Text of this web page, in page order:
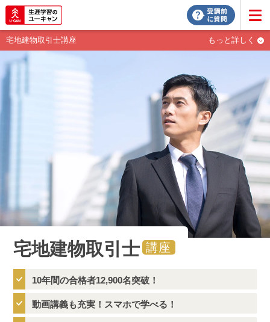
宅地建物取引士講座 もっと詳しく
宅地建物取引士 講座
10年間の合格者12,900名突破！
動画講義も充実！スマホで学べる！